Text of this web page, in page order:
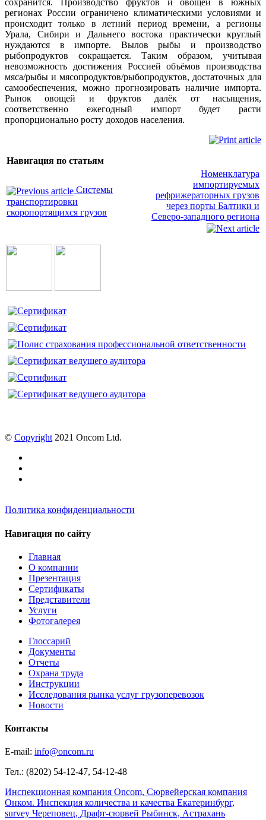
сохранится. Производство фруктов и овощей в южных
регионах России ограничено климатическими условиями и
происходит только в летний период времени, а регионы
Урала, Сибири и Дальнего востока практически круглый
нуждаются в импорте. Вылов рыбы и производство
рыбопродуктов сокращается. Таким образом, учитывая
невозможность достижения Россией объёмов производства
мяса/рыбы и мясопродуктов/рыбопродуктов, достаточных для
самообеспечения, можно прогнозировать наличие импорта.
Рынок овощей и фруктов далёк от насыщения,
соответственно ежегодный импорт будет расти
пропорционально росту доходов населения.
Навигация по статьям
Системы
транспортировки
скоропортящихся грузов
Номенклатура
импортируемых
рефрижераторных грузов
через порты Балтики и
Северо-западного региона
© Copyright 2021 Oncom Ltd.
Политика конфиденциальности
Навигация по сайту
Главная
О компании
Презентация
Сертификаты
Представители
Услуги
Фотогалерея
Глоссарий
Документы
Отчеты
Охрана труда
Инструкции
Исследования рынка услуг грузоперевозок
Новости
Контакты
E-mail: info@oncom.ru
Тел.: (8202) 54-12-47, 54-12-48
Инспекционная компания Oncom, Сюрвейерская компания
Онком. Инспекция количества и качества Екатеринбург,
survey Череповец, Драфт-сюрвей Рыбинск, Астрахань